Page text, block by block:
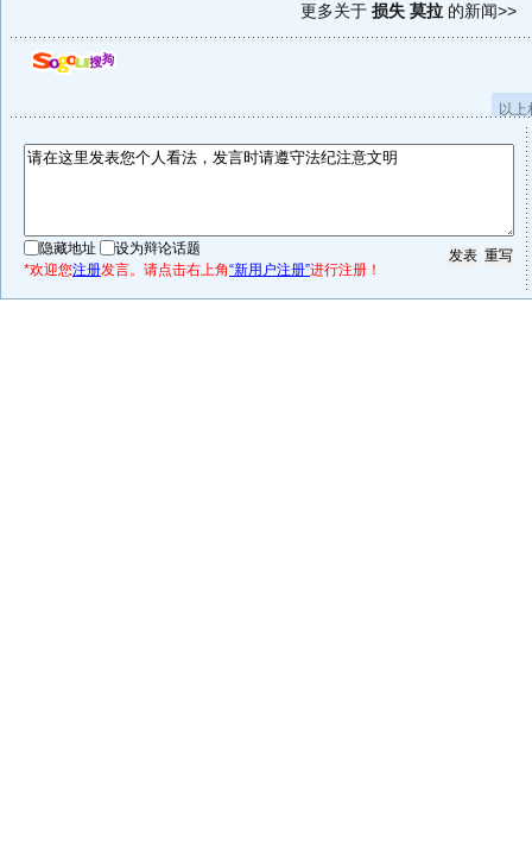
更多关于 损失 莫拉 的新闻>>
以
隐藏地址
设为辩论话题
*欢迎您注册发言。请点击右上角“新用户注册”进行注册！